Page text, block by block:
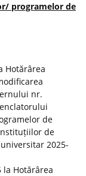
programelor de
Hotărârea
nr.
de
de
2025-
Hotărârea